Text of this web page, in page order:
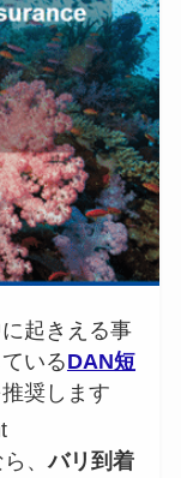
起きえる事
いるDAN短
奨します
ら、バリ到着